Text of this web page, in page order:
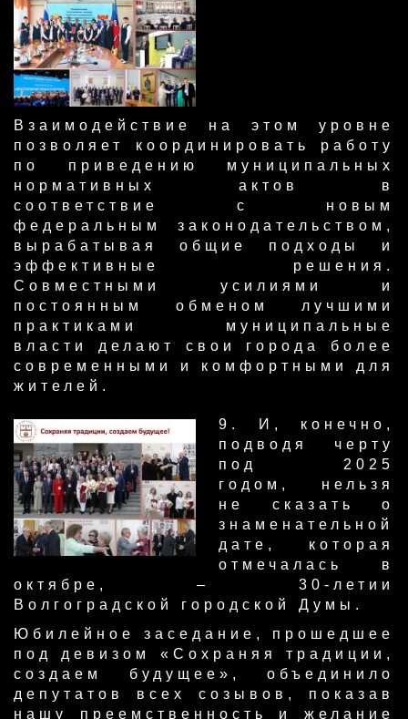
Взаимодействие на этом уровне
позволяет координировать работу
по приведению муниципальных
нормативных актов в
соответствие с новым
федеральным законодательством,
вырабатывая общие подходы и
эффективные решения.
Совместными усилиями и
постоянным обменом лучшими
практиками муниципальные
власти делают свои города более
современными и комфортными для
жителей.​
​9. И, конечно,
подводя черту
под 2025
годом, нельзя
не сказать о
знаменательной
дате, которая
отмечалась в
октябре, – 30-летии
Волгоградской городской Думы.
Юбилейное заседание, прошедшее
под девизом «Сохраняя традиции,
создаем будущее», объединило
депутатов всех созывов, показав
нашу преемственность и желание